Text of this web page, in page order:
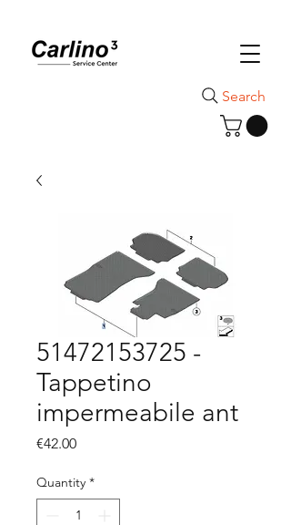
Search
51472153725 -
Tappetino
impermeabile ant
€42.00Price
Quantity *